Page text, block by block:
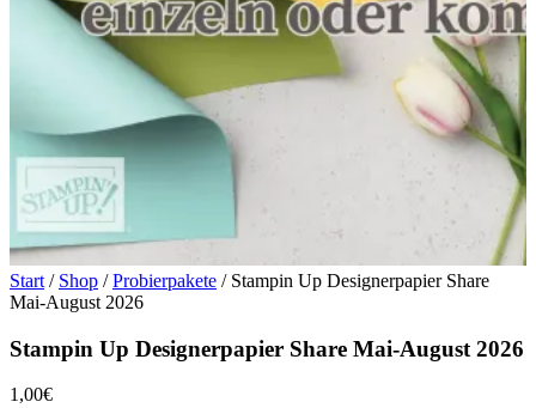
Start / Shop /Probierpakete / Stampin Up Designerpapier Share
Mai-August 2026
Stampin Up Designerpapier Share Mai-August 2026
1,00€